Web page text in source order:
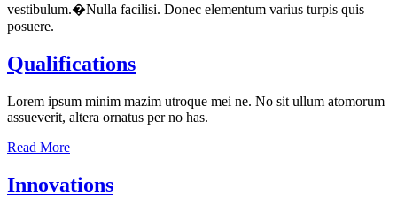
vestibulum.�Nulla facilisi. Donec elementum varius turpis quis
posuere.
Qualifications
Lorem ipsum minim mazim utroque mei ne. No sit ullum atomorum
assueverit, altera ornatus per no has.
Read More
Innovations